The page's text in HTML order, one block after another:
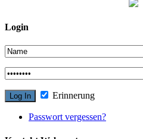
Login
Erinnerung
Passwort vergessen?